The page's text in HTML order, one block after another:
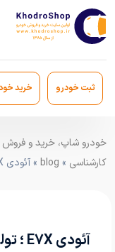
ثبت خودرو خرید
کارشناسی »
blog » آئودی E7X ؛ تولید چین با احتمال عرضه در اروپا
آئودی E7X ؛ تولید چین با احتمال عرضه در اروپا